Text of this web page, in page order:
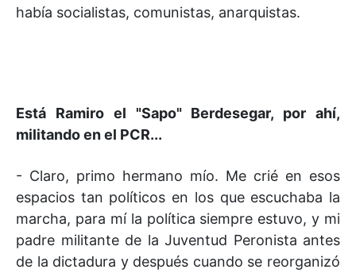
había socialistas, comunistas, anarquistas.
Está Ramiro el "Sapo" Berdesegar, por ahí,
militando en el PCR...
- Claro, primo hermano mío. Me crié en esos
espacios tan políticos en los que escuchaba la
marcha, para mí la política siempre estuvo, y mi
padre militante de la Juventud Peronista antes
de la dictadura y después cuando se reorganizó